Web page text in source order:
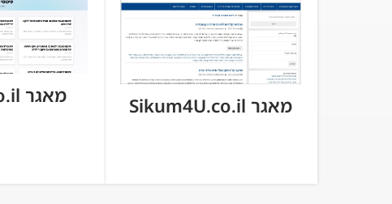
מאגר Sikum4U.co.il
מאגר Sicum.co.il